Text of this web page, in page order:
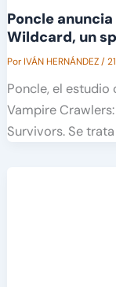
Poncle
Wildcard, un
PorIVÁN HERNÁNDEZ/
Poncle, el estudio
Vampire
Survivors. Se